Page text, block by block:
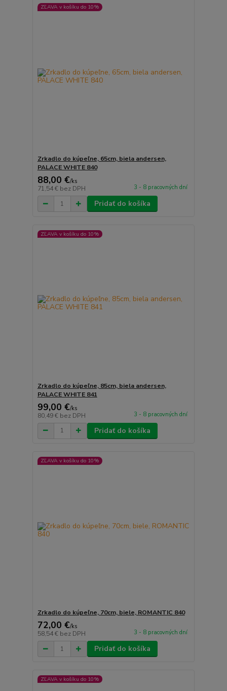
ZĽAVA v košíku do 10%
Zrkadlo do kúpeľne, 65cm, biela andersen,
PALACE WHITE 840
88,00 €/ks
71,54 € bez DPH 3 - 8 pracovných dní
Pridať do košíka
ZĽAVA v košíku do 10%
Zrkadlo do kúpeľne, 85cm, biela andersen,
PALACE WHITE 841
99,00 €/ks
80,49 € bez DPH 3 - 8 pracovných dní
Pridať do košíka
ZĽAVA v košíku do 10%
Zrkadlo do kúpeľne, 70cm, biele, ROMANTIC 840
72,00 €/ks
58,54 € bez DPH 3 - 8 pracovných dní
Pridať do košíka
ZĽAVA v košíku do 10%